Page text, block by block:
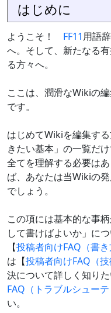
はじめに
ようこそ！ FF11用語
へ。そして、新たなる
る方々へ。
ここは、潤滑なWikiの
です。
はじめてWikiを編集す
きたい基本」の一覧だ
全てを理解する必要は
ば、あなたは当Wikiの
でしょう。
この項には基本的な事
して書けばよいか」に
【投稿者向けFAQ（書き
は【投稿者向けFAQ（技
決について詳しく知り
FAQ（トラブルシューテ
い。